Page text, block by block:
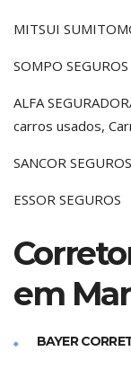
MITSUI
SOMPO SEGUROS
ALFA
carros usados,
SANCOR
ESSOR SEGUROS
em
BAYER